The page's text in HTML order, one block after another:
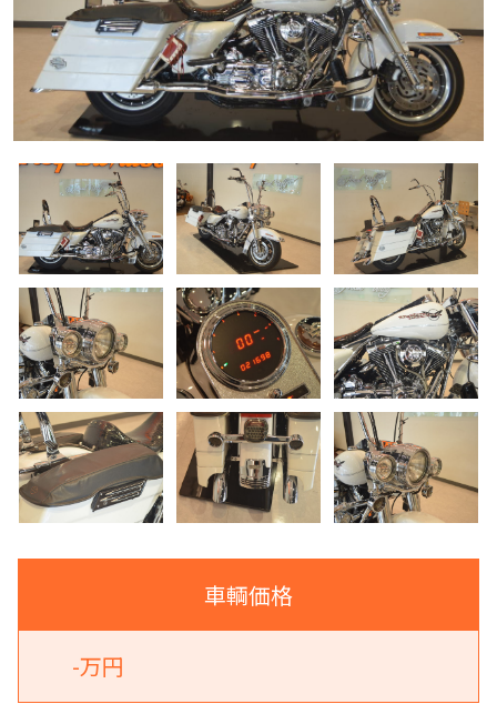
車輌価格
-万円